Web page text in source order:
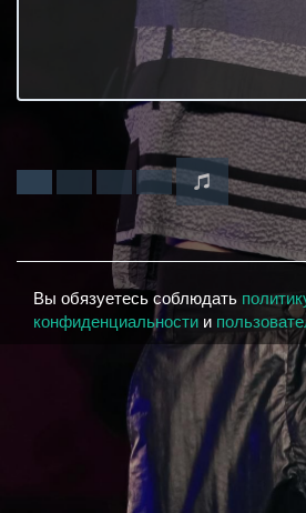
Вы обязуетесь соблюдать
конфиденциальности и